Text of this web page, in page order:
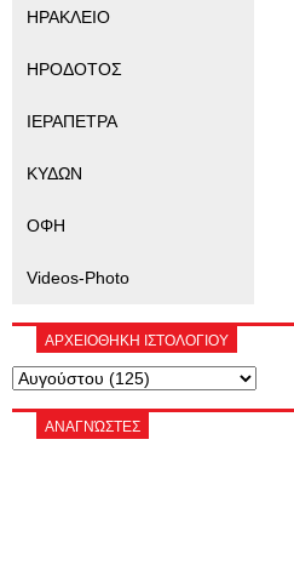
ΗΡΑΚΛΕΙΟ
ΗΡΟΔΟΤΟΣ
ΙΕΡΑΠΕΤΡΑ
ΚΥΔΩΝ
ΟΦΗ
Videos-Photo
ΑΡΧΕΙΟΘΗΚΗ ΙΣΤΟΛΟΓΙΟΥ
ΑΝΑΓΝΏΣΤΕΣ